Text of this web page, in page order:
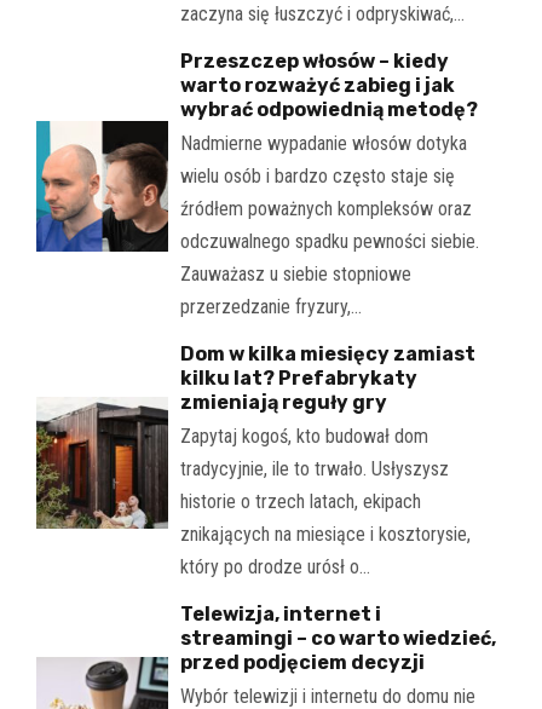
zaczyna się łuszczyć i odpryskiwać,…
Przeszczep włosów – kiedy
warto rozważyć zabieg i jak
wybrać odpowiednią metodę?
Nadmierne wypadanie włosów dotyka
wielu osób i bardzo często staje się
źródłem poważnych kompleksów oraz
odczuwalnego spadku pewności siebie.
Zauważasz u siebie stopniowe
przerzedzanie fryzury,…
Dom w kilka miesięcy zamiast
kilku lat? Prefabrykaty
zmieniają reguły gry
Zapytaj kogoś, kto budował dom
tradycyjnie, ile to trwało. Usłyszysz
historie o trzech latach, ekipach
znikających na miesiące i kosztorysie,
który po drodze urósł o…
Telewizja, internet i
streamingi – co warto wiedzieć,
przed podjęciem decyzji
Wybór telewizji i internetu do domu nie